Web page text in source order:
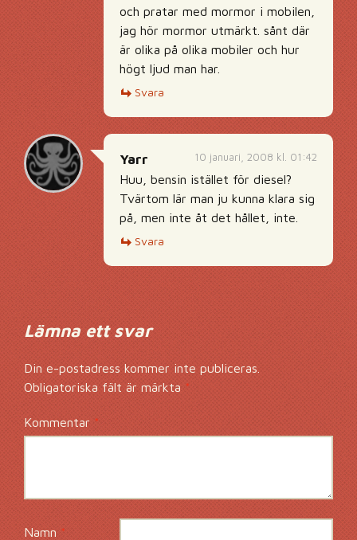
och pratar med mormor i mobilen,
jag hör mormor utmärkt. sånt där
är olika på olika mobiler och hur
högt ljud man har.
Svara
10 januari, 2008 kl. 01:42
Yarr
Huu, bensin istället för diesel?
Tvärtom lär man ju kunna klara sig
på, men inte åt det hållet, inte.
Svara
Lämna ett svar
Din e-postadress kommer inte publiceras.
Obligatoriska fält är märkta*
Kommentar*
Namn*